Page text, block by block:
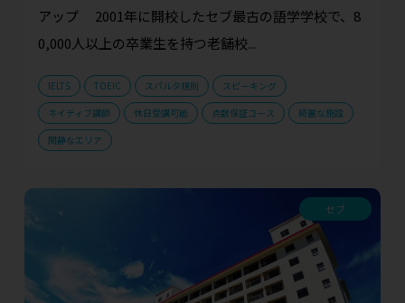
アップ 2001年に開校したセブ最古の語学学校で、8
0,000人以上の卒業生を持つ老舗校...
IELTS TOEIC スパルタ規則
スピーキング
ネイティブ講師
休日受講可能 点数保証コース
綺麗な施設
閑静なエリア
セブ